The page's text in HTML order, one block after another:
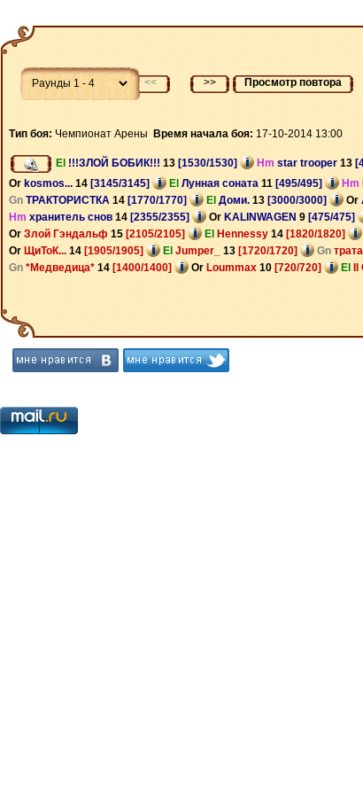
<< >> Просмотр повтора
Тип боя: Чемпионат Арены Время начала боя: 17-10-2014 13:00
El !!!ЗЛОЙ БОБИК!!! 13 [1530/1530] Hm star trooper 13
Or kosmos... 14 [3145/3145] El Лунная соната 11 [495/495] Hm
Gn ТРАКТОРИСТКА 14 [1770/1770] El Доми. 13 [3000/3000] Or
Hm хранитель снов 14 [2355/2355] Or KALINWAGEN 9 [475/475]
Or Злой Гэндальф 15 [2105/2105] El Hennessy 14 [1820/1820]
Or ЩиТоК... 14 [1905/1905] El Jumper_ 13 [1720/1720] Gn
Gn *Медведица* 14 [1400/1400] Or Loummax 10 [720/720] El Il